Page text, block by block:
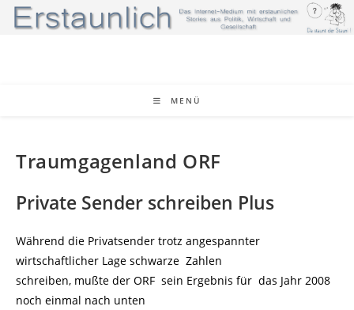
Zum
Inhalt
MENÜ
Traumgagenland ORF
Private Sender schreiben Plus
Während die Privatsender trotz angespannter
wirtschaftlicher Lage schwarze Zahlen
schreiben, mußte der ORF sein Ergebnis für das Jahr 2008
noch einmal nach unten